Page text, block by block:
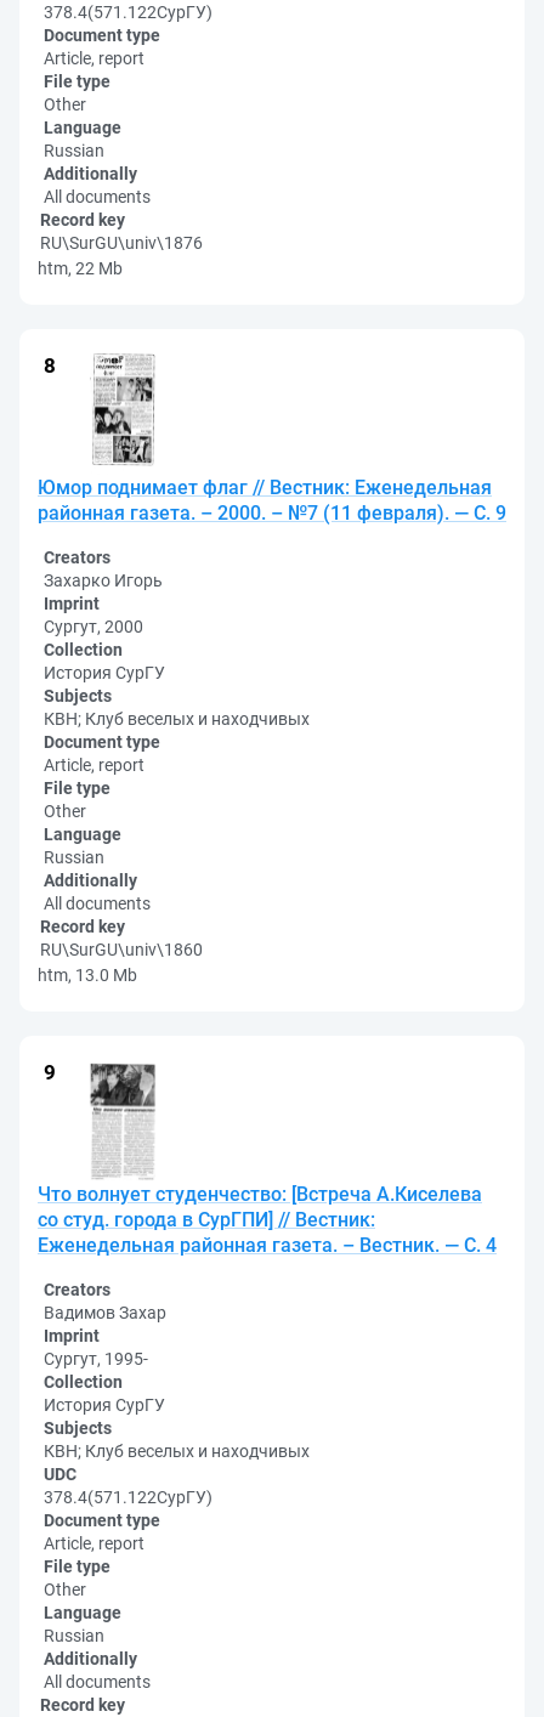
378.4(571.122СурГУ)
Document type
Article, report
File type
Other
Language
Russian
Additionally
All documents
Record key
RU\SurGU\univ\1876
htm, 22 Mb
Юмор поднимает флаг // Вестник: Еженедельная
районная газета. – 2000. – №7 (11 февраля). — С. 9
Creators
Захарко Игорь
Imprint
Сургут, 2000
Collection
История СурГУ
Subjects
КВН; Клуб веселых и находчивых
Document type
Article, report
File type
Other
Language
Russian
Additionally
All documents
Record key
RU\SurGU\univ\1860
htm, 13.0 Mb
Что волнует студенчество: [Встреча А.Киселева
со студ. города в СурГПИ] // Вестник:
Еженедельная районная газета. – Вестник. — С. 4
Creators
Вадимов Захар
Imprint
Сургут, 1995-
Collection
История СурГУ
Subjects
КВН; Клуб веселых и находчивых
UDC
378.4(571.122СурГУ)
Document type
Article, report
File type
Other
Language
Russian
Additionally
All documents
Record key